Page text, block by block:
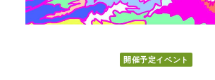
開催予定イベント